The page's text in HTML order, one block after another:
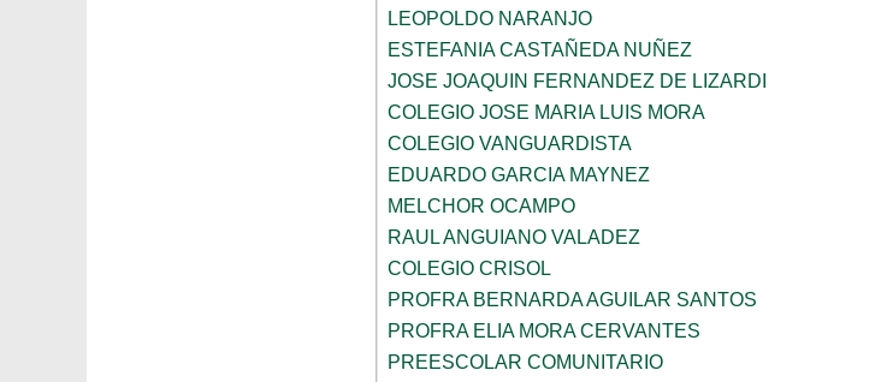
LEOPOLDO NARANJO
ESTEFANIA CASTAÑEDA NUÑEZ
JOSE JOAQUIN FERNANDEZ DE LIZARDI
COLEGIO JOSE MARIA LUIS MORA
COLEGIO VANGUARDISTA
EDUARDO GARCIA MAYNEZ
MELCHOR OCAMPO
RAUL ANGUIANO VALADEZ
COLEGIO CRISOL
PROFRA BERNARDA AGUILAR SANTOS
PROFRA ELIA MORA CERVANTES
PREESCOLAR COMUNITARIO